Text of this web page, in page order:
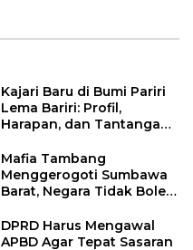
Kajari Baru di Bumi Pariri
Lema Bariri: Profil,
Harapan, dan Tantangan
Mafia Tambang
Menggerogoti Sumbawa
Barat, Negara Tidak Boleh
hingga WNA
DPRD Harus Mengawal
APBD Agar Tepat Sasaran